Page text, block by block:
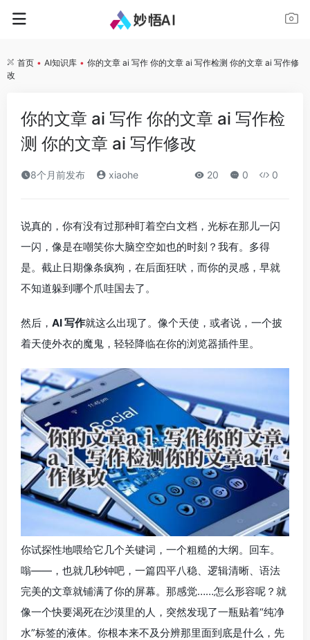
首页 • AI知识库 • 你的文章 ai 写作 你的文章 ai 写作检测 你的文章 ai 写作修
改
你的文章 ai 写作 你的文章 ai 写作检
测 你的文章 ai 写作修改
8个月前发布 xiaohe 20 0 0
说真的，你有没有过那种盯着空白文档，光标在那儿一闪
一闪，像是在嘲笑你大脑空空如也的时刻？我有。多得
是。截止日期像条疯狗，在后面狂吠，而你的灵感，早就
不知道躲到哪个爪哇国去了。
然后， AI 写作就这么出现了。像个天使，或者说，一个披
着天使外衣的魔鬼，轻轻降临在你的浏览器插件里。
你试探性地喂给它几个关键词，一个粗糙的大纲。回车。
嗡——，也就几秒钟吧，一篇四平八稳、逻辑清晰、语法
完美的文章就铺满了你的屏幕。那感觉……怎么形容呢？就
像一个快要渴死在沙漠里的人，突然发现了一瓶贴着“纯净
水”标签的液体。你根本来不及分辨那里面到底是什么，先